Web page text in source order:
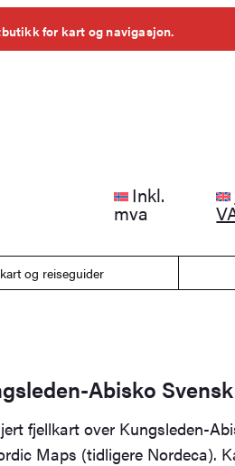
for kart og navigasjon.
Inkl.
mva
og reiseguider
Abisko
fjellkart over Kungsleden-
Maps (tidligere Nordeca).